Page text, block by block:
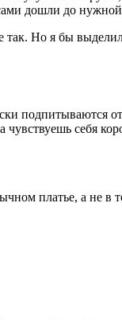
дошли до
Но я бы
подпитываются
себя
платье, а не в